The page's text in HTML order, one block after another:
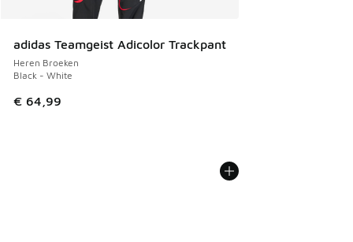
adidas Teamgeist Adicolor Trackpant
Heren Broeken
Black - White
€ 64,99